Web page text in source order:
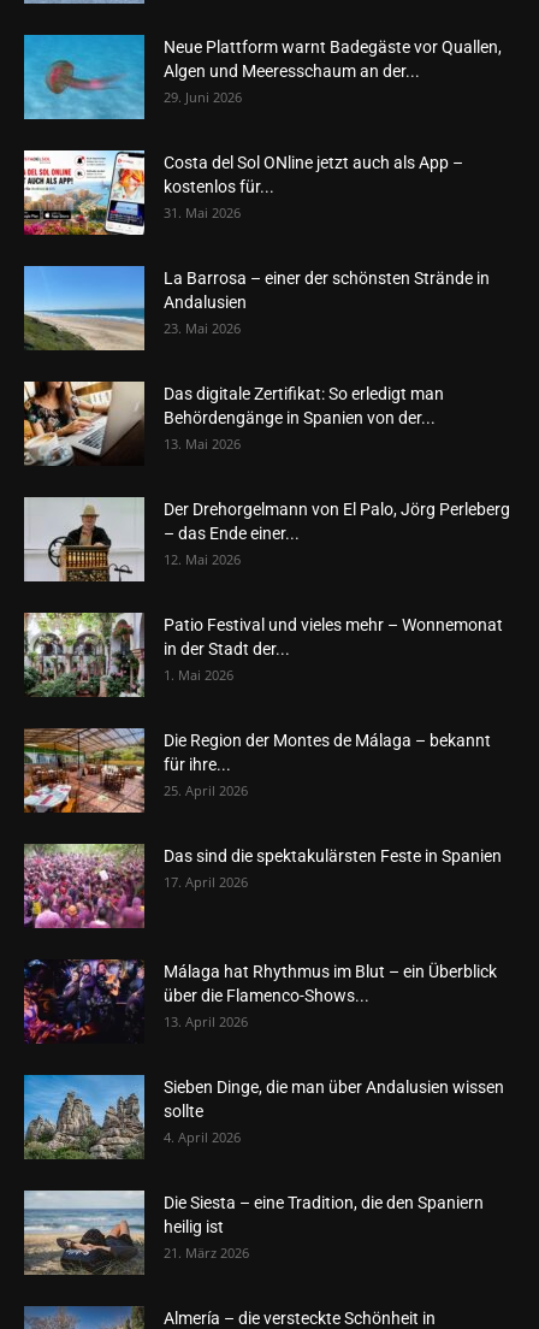
Neue Plattform warnt Badegäste vor Quallen,
Algen und Meeresschaum an der...
29. Juni 2026
Costa del Sol ONline jetzt auch als App –
kostenlos für...
31. Mai 2026
La Barrosa – einer der schönsten Strände in
Andalusien
23. Mai 2026
Das digitale Zertifikat: So erledigt man
Behördengänge in Spanien von der...
13. Mai 2026
Der Drehorgelmann von El Palo, Jörg Perleberg
– das Ende einer...
12. Mai 2026
Patio Festival und vieles mehr – Wonnemonat
in der Stadt der...
1. Mai 2026
Die Region der Montes de Málaga – bekannt
für ihre...
25. April 2026
Das sind die spektakulärsten Feste in Spanien
17. April 2026
Málaga hat Rhythmus im Blut – ein Überblick
über die Flamenco-Shows...
13. April 2026
Sieben Dinge, die man über Andalusien wissen
sollte
4. April 2026
Die Siesta – eine Tradition, die den Spaniern
heilig ist
21. März 2026
Almería – die versteckte Schönheit in